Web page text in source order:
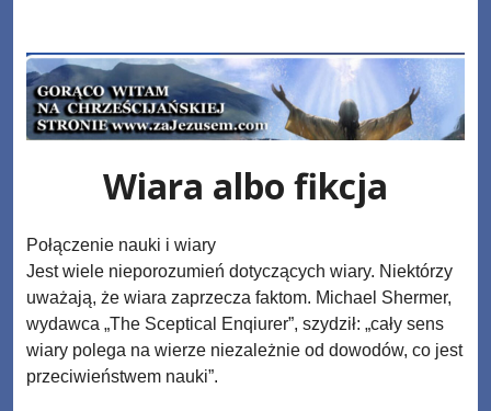
content
www.zaJezusem.com
Wiara albo fikcja
Połączenie nauki i wiary
Jest wiele nieporozumień dotyczących wiary. Niektórzy
uważają, że wiara zaprzecza faktom. Michael Shermer,
wydawca „The Sceptical Enqiurer”, szydził: „cały sens
wiary polega na wierze niezależnie od dowodów, co jest
przeciwieństwem nauki”.